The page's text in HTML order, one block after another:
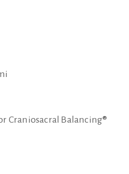
Craniosacral Balancing®